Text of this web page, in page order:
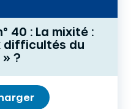
40 : La mixité :
difficultés du
?